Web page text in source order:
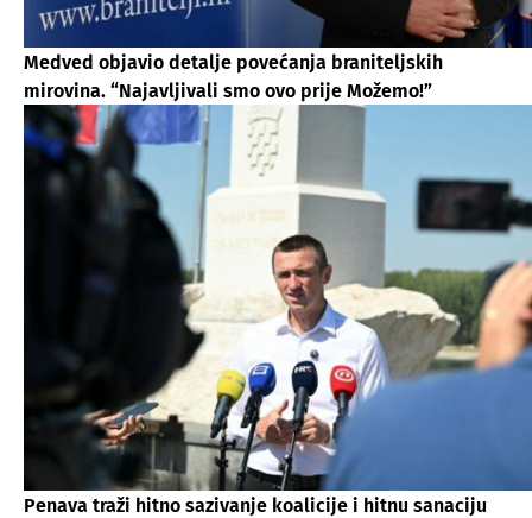
Medved objavio detalje povećanja braniteljskih
mirovina. “Najavljivali smo ovo prije Možemo!”
Penava traži hitno sazivanje koalicije i hitnu sanaciju